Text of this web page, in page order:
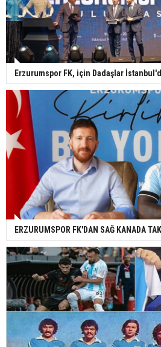
Erzurumspor FK, için Dadaşlar
ERZURUMSPOR FK'DAN SAĞ KANADA